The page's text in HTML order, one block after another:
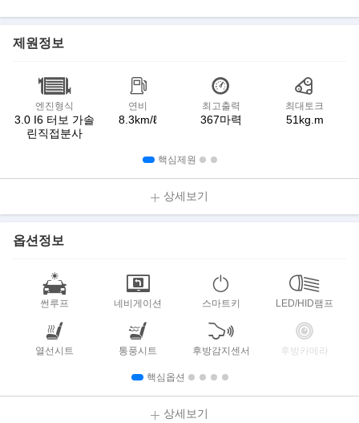
제원정보
엔진형식
3.0 I6 터보 가솔
린직접분사
연비
8.3km/ℓ
최고출력
367마력
최대토크
51kg.m
핵심제원
상세보기
옵션정보
썬루프 네비게이션 스마트키 LED/HID램프
열선시트 통풍시트 후방감지센서 후방카메라
핵심옵션
상세보기